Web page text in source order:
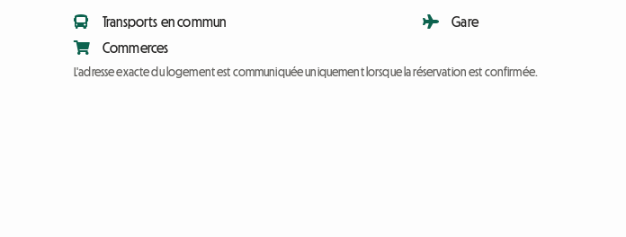
Transports en commun
Commerces
Gare
L'adresse exacte du logement est communiquée uniquement lorsque la réservation est confirmée.